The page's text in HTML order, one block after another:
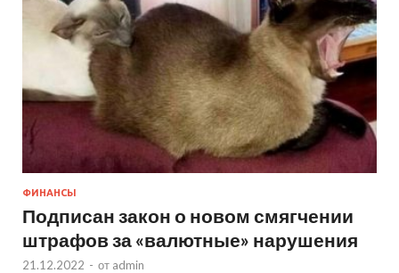
ФИНАНСЫ
Подписан закон о новом смягчении
штрафов за «валютные» нарушения
21.12.2022 - от admin